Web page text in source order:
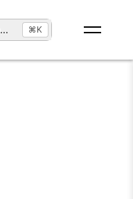
... ⌘K